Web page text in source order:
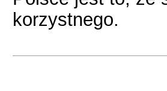
korzystnego.